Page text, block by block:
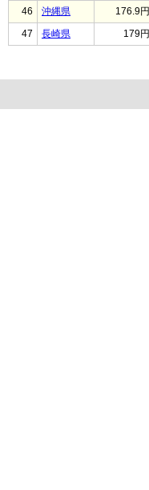
46 沖縄県
176.9円
47
長崎県 179円